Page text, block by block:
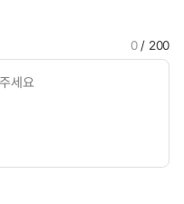
0/ 200